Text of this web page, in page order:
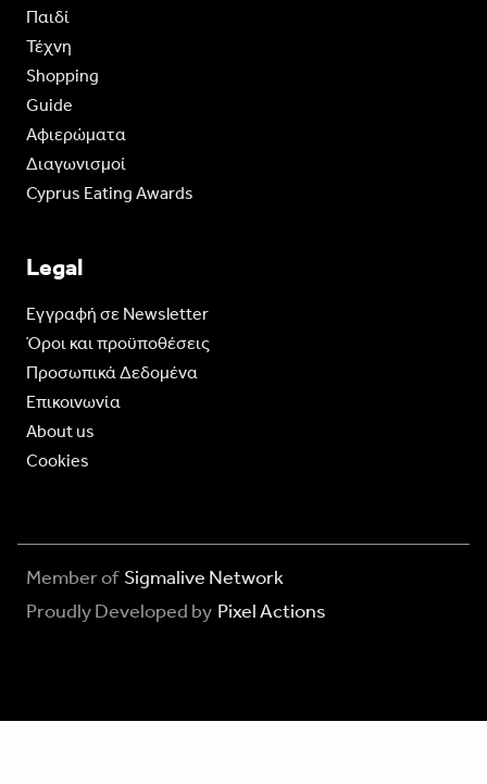
Παιδί
Τέχνη
Shopping
Guide
Aφιερώματα
Διαγωνισμοί
Cyprus Eating Awards
Legal
Eγγραφή σε Newsletter
Όροι και προϋποθέσεις
Προσωπικά Δεδομένα
Επικοινωνία
About us
Cookies
Member of Sigmalive Network
Proudly Developed by Pixel Actions